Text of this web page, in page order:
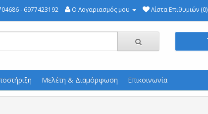
- 6977423192 Ο Λογαριασμός μου Λίστα Επιθυμιών (0)
Μελέτη & Διαμόρφωση Επικοινωνία